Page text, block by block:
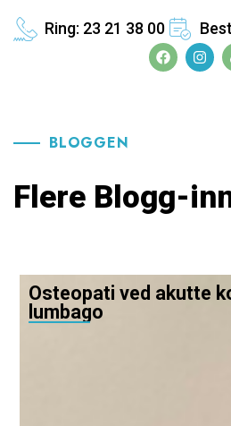
Ring: 23 21 38 00
BLOGGEN
Flere Blogg-
Osteopati ved akutte
lumbago